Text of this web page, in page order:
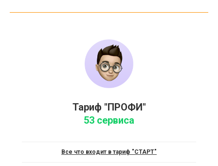
Тариф "ПРОФИ"
53 сервиса
Все что входит в тариф "СТАРТ"